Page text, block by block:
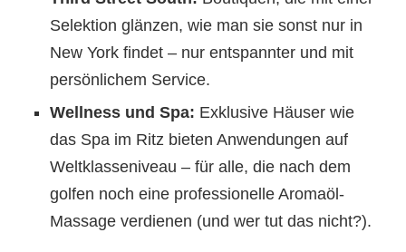
Selektion glänzen, wie man sie sonst nur in
New York findet – nur entspannter und mit
persönlichem Service.
Wellness und Spa: Exklusive Häuser wie
das Spa im Ritz bieten Anwendungen auf
Weltklasseniveau – für alle, die nach dem
golfen noch eine professionelle Aromaöl-
Massage verdienen (und wer tut das nicht?).